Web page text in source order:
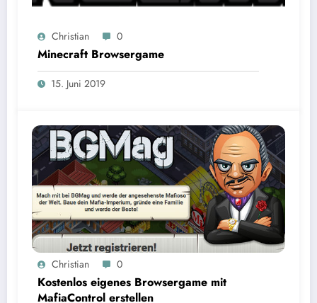
Christian 0
Minecraft Browsergame
15. Juni 2019
Christian 0
Kostenlos eigenes Browsergame mit
MafiaControl erstellen